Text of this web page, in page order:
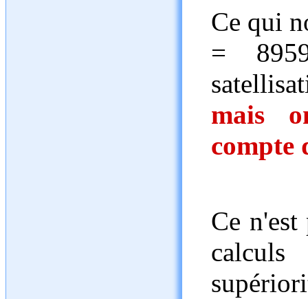
Ce qui
=
mais
compte
Ce n'est